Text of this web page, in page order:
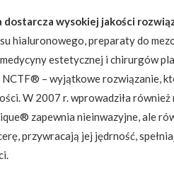
wysokiej jakości
hialuronowego, preparaty do
estetycznej i chirurgów
– wyjątkowe rozwiązanie,
W 2007 r. wprowadziła
zapewnia nieinwazyjne, ale
przywracają jej jędrność,